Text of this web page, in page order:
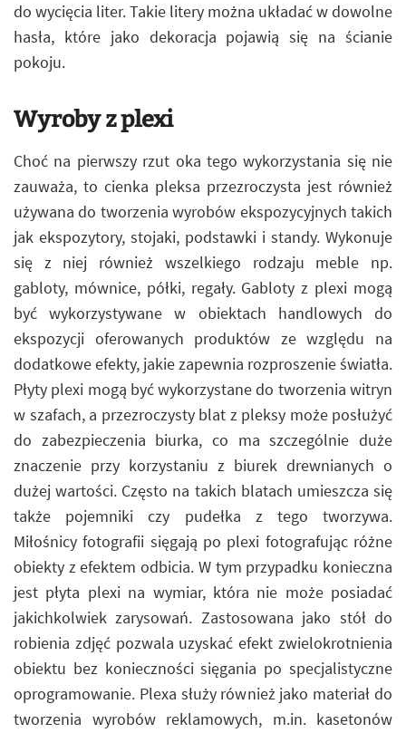
do wycięcia liter. Takie litery można układać w dowolne
hasła, które jako dekoracja pojawią się na ścianie
pokoju.
Wyroby z plexi
Choć na pierwszy rzut oka tego wykorzystania się nie
zauważa, to cienka pleksa przezroczysta jest również
używana do tworzenia wyrobów ekspozycyjnych takich
jak ekspozytory, stojaki, podstawki i standy. Wykonuje
się z niej również wszelkiego rodzaju meble np.
gabloty, mównice, półki, regały. Gabloty z plexi mogą
być wykorzystywane w obiektach handlowych do
ekspozycji oferowanych produktów ze względu na
dodatkowe efekty, jakie zapewnia rozproszenie światła.
Płyty plexi mogą być wykorzystane do tworzenia witryn
w szafach, a przezroczysty blat z pleksy może posłużyć
do zabezpieczenia biurka, co ma szczególnie duże
znaczenie przy korzystaniu z biurek drewnianych o
dużej wartości. Często na takich blatach umieszcza się
także pojemniki czy pudełka z tego tworzywa.
Miłośnicy fotografii sięgają po plexi fotografując różne
obiekty z efektem odbicia. W tym przypadku konieczna
jest płyta plexi na wymiar, która nie może posiadać
jakichkolwiek zarysowań. Zastosowana jako stół do
robienia zdjęć pozwala uzyskać efekt zwielokrotnienia
obiektu bez konieczności sięgania po specjalistyczne
oprogramowanie. Plexa służy również jako materiał do
tworzenia wyrobów reklamowych, m.in. kasetonów